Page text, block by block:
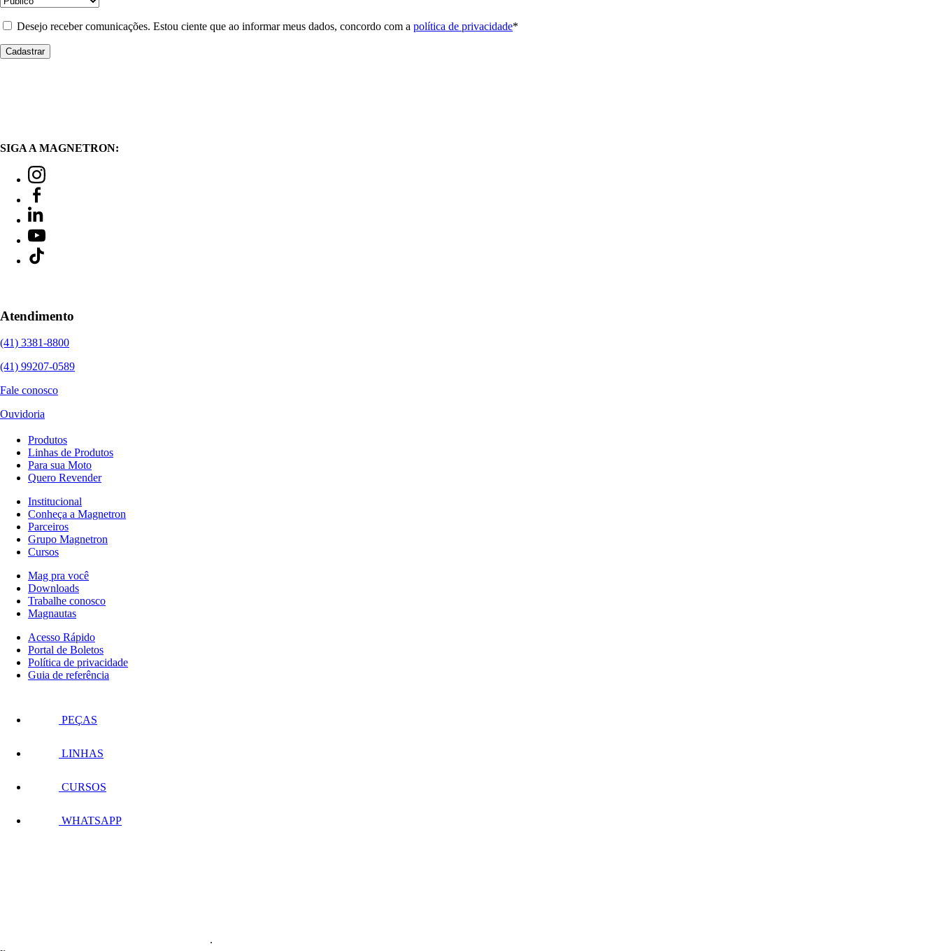
Desejo receber comunicações. Estou ciente que ao informar meus dados, concordo com a política de privacidade*
SIGA A MAGNETRON:
Atendimento
(41) 3381-8800
(41) 99207-0589
Fale conosco
Ouvidoria
Produtos
Linhas de Produtos
Para sua Moto
Quero Revender
Institucional
Conheça a Magnetron
Parceiros
Grupo Magnetron
Cursos
Mag pra você
Downloads
Trabalhe conosco
Magnautas
Acesso Rápido
Portal de Boletos
Política de privacidade
Guia de referência
PEÇAS
LINHAS
CURSOS
WHATSAPP
.